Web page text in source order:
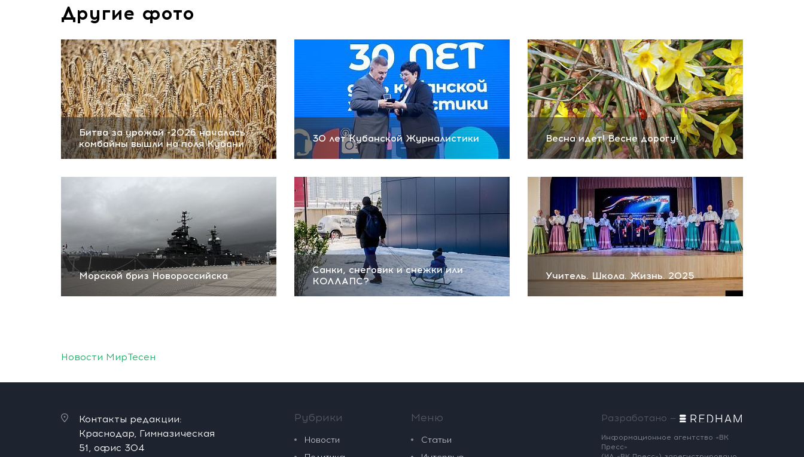
Другие фото
Битва за урожай -2026 началась:
комбайны вышли на поля Кубани
30 лет Кубанской Журналистики Весна идет! Весне дорогу!
Морской бриз Новороссийска
Санки, снеговик и снежки или
КОЛЛАПС?
Учитель. Школа. Жизнь. 2025
Новости МирТесен
Контакты редакции:
Краснодар, Гимназическая
51, офис 304
Рубрики
Новости
Меню
Статьи
Разработано —
Информационное агентство «ВК
Пресс»